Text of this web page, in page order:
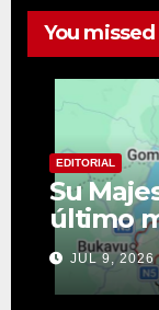
You missed
EDITORIAL
Su
último
JUL 9, 2026